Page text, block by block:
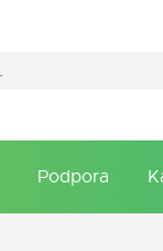
Podpora